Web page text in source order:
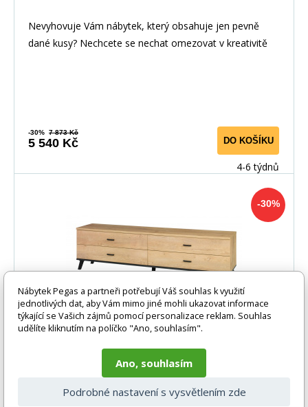
Nevyhovuje Vám nábytek, který obsahuje jen pevně
dané kusy? Nechcete se nechat omezovat v kreativitě
-30% 7 873 Kč
5 540 Kč DO KOŠÍKU
4-6 týdnů
-30%
TV komoda JOCKER R6, Dub lefkas/Černá
dané kusy? Nechcete se nechat omezovat v kreativitě
Nábytek Pegas a partneři potřebují Váš souhlas k využití
jednotlivých dat, aby Vám mimo jiné mohli ukazovat informace
týkající se Vašich zájmů pomocí personalizace reklam. Souhlas
udělíte kliknutím na políčko "Ano, souhlasím".
Ano, souhlasím
Podrobné nastavení s vysvětlením zde